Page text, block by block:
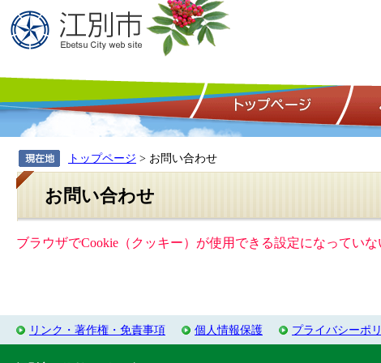
トッ
トップページ > お問い合わせ
お問い合わせ
ブラウザでCookie（クッキー）が使用できる設定になってい
リンク・著作権・免責事項 個人情報保護 プライバシーポ